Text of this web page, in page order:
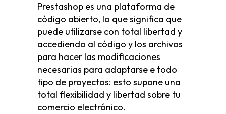
Prestashop es una plataforma de
código abierto, lo que significa que
puede utilizarse con total libertad y
accediendo al código y los archivos
para hacer las modificaciones
necesarias para adaptarse e todo
tipo de proyectos: esto supone una
total flexibilidad y libertad sobre tu
comercio electrónico.